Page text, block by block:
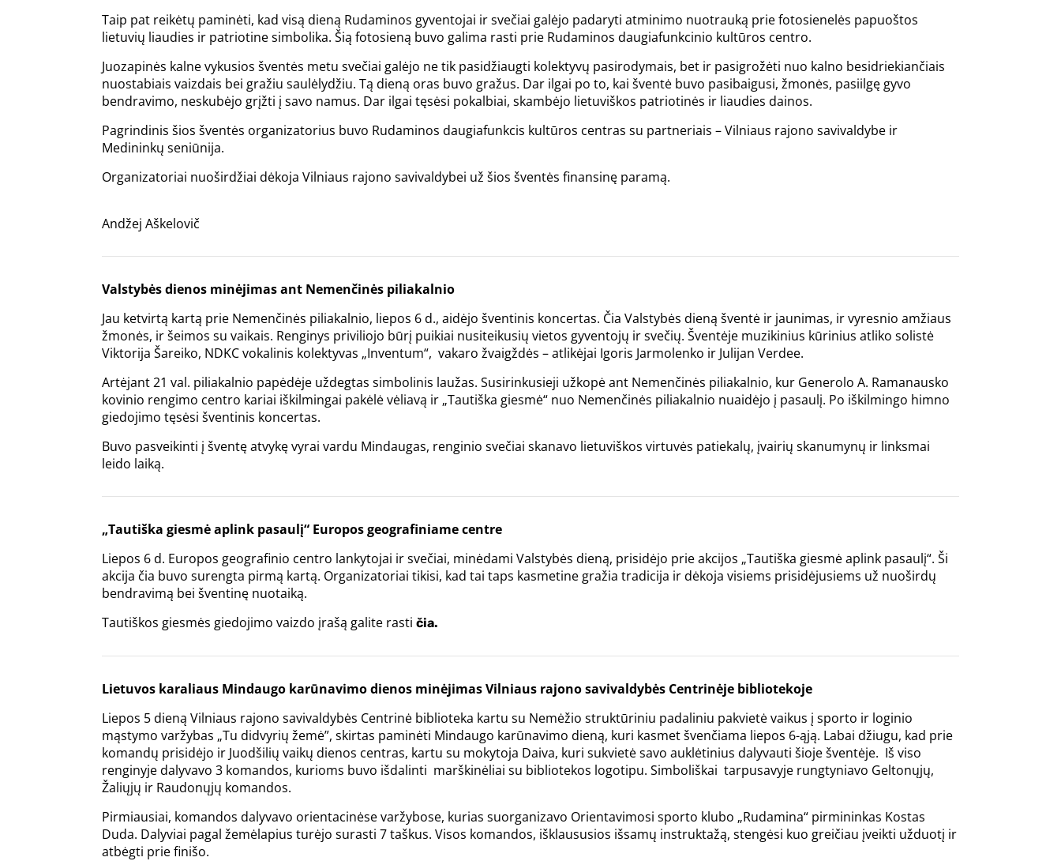
Taip pat reikėtų paminėti, kad visą dieną Rudaminos gyventojai ir svečiai galėjo padaryti atminimo nuotrauką prie fotosienelės papuoštos
lietuvių liaudies ir patriotine simbolika. Šią fotosieną buvo galima rasti prie Rudaminos daugiafunkcinio kultūros centro.
Juozapinės kalne vykusios šventės metu svečiai galėjo ne tik pasidžiaugti kolektyvų pasirodymais, bet ir pasigrožėti nuo kalno besidriekiančiais
nuostabiais vaizdais bei gražiu saulėlydžiu. Tą dieną oras buvo gražus. Dar ilgai po to, kai šventė buvo pasibaigusi, žmonės, pasiilgę gyvo
bendravimo, neskubėjo grįžti į savo namus. Dar ilgai tęsėsi pokalbiai, skambėjo lietuviškos patriotinės ir liaudies dainos.
Pagrindinis šios šventės organizatorius buvo Rudaminos daugiafunkcis kultūros centras su partneriais – Vilniaus rajono savivaldybe ir
Medininkų seniūnija.
Organizatoriai nuoširdžiai dėkoja Vilniaus rajono savivaldybei už šios šventės finansinę paramą.
Andžej Aškelovič
Valstybės dienos minėjimas ant Nemenčinės piliakalnio
Jau ketvirtą kartą prie Nemenčinės piliakalnio, liepos 6 d., aidėjo šventinis koncertas. Čia Valstybės dieną šventė ir jaunimas, ir vyresnio amžiaus
žmonės, ir šeimos su vaikais. Renginys priviliojo būrį puikiai nusiteikusių vietos gyventojų ir svečių. Šventėje muzikinius kūrinius atliko solistė
Viktorija Šareiko, NDKC vokalinis kolektyvas „Inventum“, vakaro žvaigždės – atlikėjai Igoris Jarmolenko ir Julijan Verdee.
Artėjant 21 val. piliakalnio papėdėje uždegtas simbolinis laužas. Susirinkusieji užkopė ant Nemenčinės piliakalnio, kur Generolo A. Ramanausko
kovinio rengimo centro kariai iškilmingai pakėlė vėliavą ir „Tautiška giesmė“ nuo Nemenčinės piliakalnio nuaidėjo į pasaulį. Po iškilmingo himno
giedojimo tęsėsi šventinis koncertas.
Buvo pasveikinti į šventę atvykę vyrai vardu Mindaugas, renginio svečiai skanavo lietuviškos virtuvės patiekalų, įvairių skanumynų ir linksmai
leido laiką.
„Tautiška giesmė aplink pasaulį“ Europos geografiniame centre
Liepos 6 d. Europos geografinio centro lankytojai ir svečiai, minėdami Valstybės dieną, prisidėjo prie akcijos „Tautiška giesmė aplink pasaulį“. Ši
akcija čia buvo surengta pirmą kartą. Organizatoriai tikisi, kad tai taps kasmetine gražia tradicija ir dėkoja visiems prisidėjusiems už nuoširdų
bendravimą bei šventinę nuotaiką.
Tautiškos giesmės giedojimo vaizdo įrašą galite rasti čia.
Lietuvos karaliaus Mindaugo karūnavimo dienos minėjimasVilniaus rajono savivaldybės Centrinėje bibliotekoje
Liepos 5 dieną Vilniaus rajono savivaldybės Centrinė biblioteka kartu su Nemėžio struktūriniu padaliniu pakvietė vaikus į sporto ir loginio
mąstymo varžybas „Tu didvyrių žemė”, skirtas paminėti Mindaugo karūnavimo dieną, kuri kasmet švenčiama liepos 6-ąją. Labai džiugu, kad prie
komandų prisidėjo ir Juodšilių vaikų dienos centras, kartu su mokytoja Daiva, kuri sukvietė savo auklėtinius dalyvauti šioje šventėje. Iš viso
renginyje dalyvavo 3 komandos, kurioms buvo išdalinti marškinėliai su bibliotekos logotipu. Simboliškai tarpusavyje rungtyniavo Geltonųjų,
Žaliųjų ir Raudonųjų komandos.
Pirmiausiai, komandos dalyvavo orientacinėse varžybose, kurias suorganizavo Orientavimosi sporto klubo „Rudamina“ pirmininkas Kostas
Duda. Dalyviai pagal žemėlapius turėjo surasti 7 taškus. Visos komandos, išklaususios išsamų instruktažą, stengėsi kuo greičiau įveikti užduotį ir
atbėgti prie finišo.